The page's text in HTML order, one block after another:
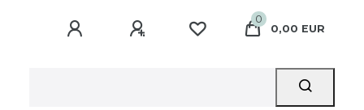
0
0,00 EUR